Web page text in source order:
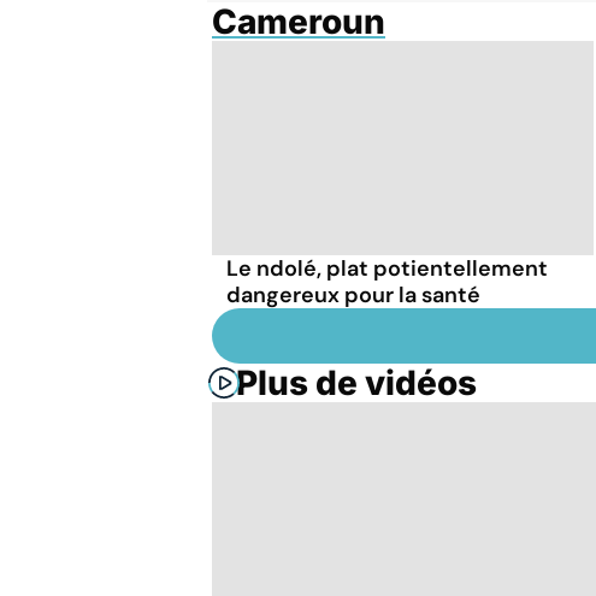
Cameroun
Le ndolé, plat potientellement
dangereux pour la santé
Plus de vidéos